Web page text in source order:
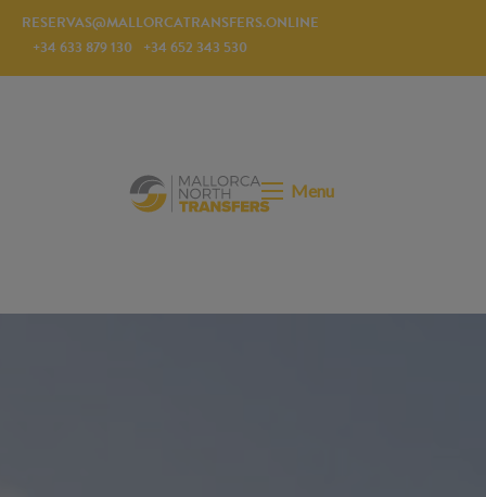
RESERVAS@MALLORCATRANSFERS.ONLINE
+34 633 879 130 +34 652 343 530
Menu